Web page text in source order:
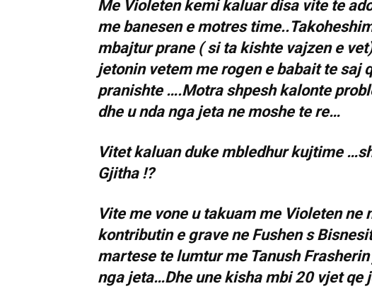
Me Violeten kemi kaluar disa vite te
me banesen e motres
mbajtur prane ( si ta kishte vajzen e
jetonin vetem me rogen e babait te saj
pranishte ….Motra shpesh kalonte
dhe u nda nga jeta ne moshe te re…
Vitet kaluan duke mbledhur kujtime
Gjitha !?
Vite me vone u takuam me Violeten
kontributin e grave ne Fushen s
martese te lumtur me Tanush
nga jeta…Dhe une kisha mbi 20 vjet